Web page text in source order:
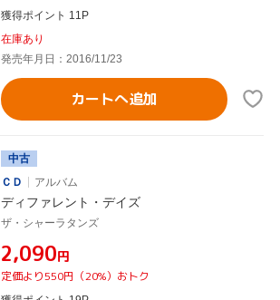
獲得ポイント 11P
在庫あり
発売年月日：2016/11/23
カートへ追加
中古
ＣＤ
アルバム
ディファレント・デイズ
ザ・シャーラタンズ
¥2,090円
定価より550円（20%）おトク